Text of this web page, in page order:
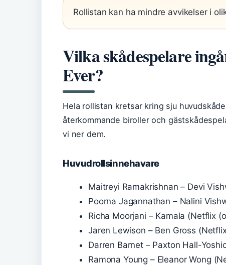
Rollistan kan ha mindre avvikelser i
Vilka skådespelare
Ever?
Hela rollistan kretsar kring sju
återkommande biroller och
vi ner dem.
Huvudrollsinnehavare
Maitreyi Ramakrishnan – Devi
Poorna Jagannathan – Nalini
Richa Moorjani – Kamala (Netflix
Jaren Lewison – Ben Gross
Darren Barnet – Paxton Hall-
Ramona Young – Eleanor Wong